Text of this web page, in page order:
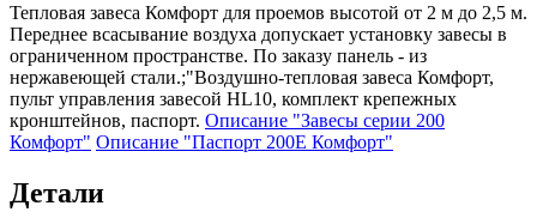
Тепловая завеса Комфорт для проемов высотой от 2 м до 2,5 м.
Переднее всасывание воздуха допускает установку завесы в
ограниченном пространстве. По заказу панель - из
нержавеющей стали.;"Воздушно-тепловая завеса Комфорт,
пульт управления завесой HL10, комплект крепежных
кронштейнов, паспорт. Описание "Завесы серии 200
Комфорт" Описание "Паспорт 200Е Комфорт"
Детали